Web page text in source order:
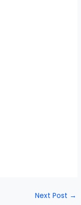
Next Post →